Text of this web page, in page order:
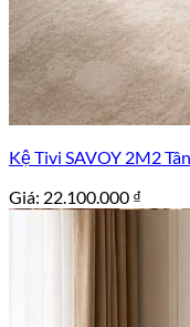
Kệ Tivi SAVOY 2M2
Giá: 22.100.000 ₫